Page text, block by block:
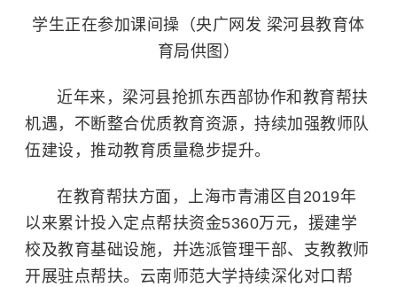
学生正在参加课间操（央广网发 梁河县教育体
育局供图）
近年来，梁河县抢抓东西部协作和教育帮扶
机遇，不断整合优质教育资源，持续加强教师队
伍建设，推动教育质量稳步提升。
在教育帮扶方面，上海市青浦区自2019年
以来累计投入定点帮扶资金5360万元，援建学
校及教育基础设施，并选派管理干部、支教教师
开展驻点帮扶。 云南师范大学持续深化对口帮